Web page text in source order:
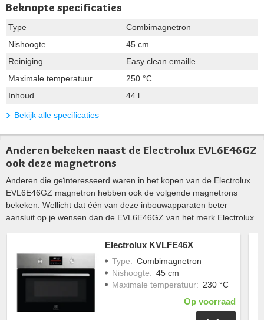
Beknopte specificaties
Type
Combimagnetron
Nishoogte
45 cm
Reiniging
Easy clean emaille
Maximale temperatuur
250 °C
Inhoud
44 l
Bekijk alle specificaties
Anderen bekeken naast de Electrolux EVL6E46GZ
ook deze magnetrons
Anderen die geïnteresseerd waren in het kopen van de Electrolux
EVL6E46GZ magnetron hebben ook de volgende magnetrons
bekeken. Wellicht dat één van deze inbouwapparaten beter
aansluit op je wensen dan de EVL6E46GZ van het merk Electrolux.
Electrolux KVLFE46X
Type: Combimagnetron
Nishoogte: 45 cm
Maximale temperatuur: 230 °C
Op voorraad